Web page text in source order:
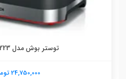
توستر بوش مدل TAT4M223
24,750,000 تومان